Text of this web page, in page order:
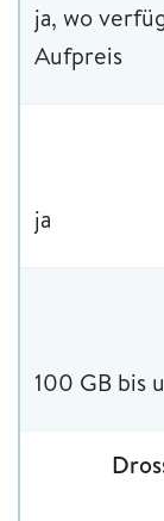
ja, wo
Aufpreis
ja
100 GB bis